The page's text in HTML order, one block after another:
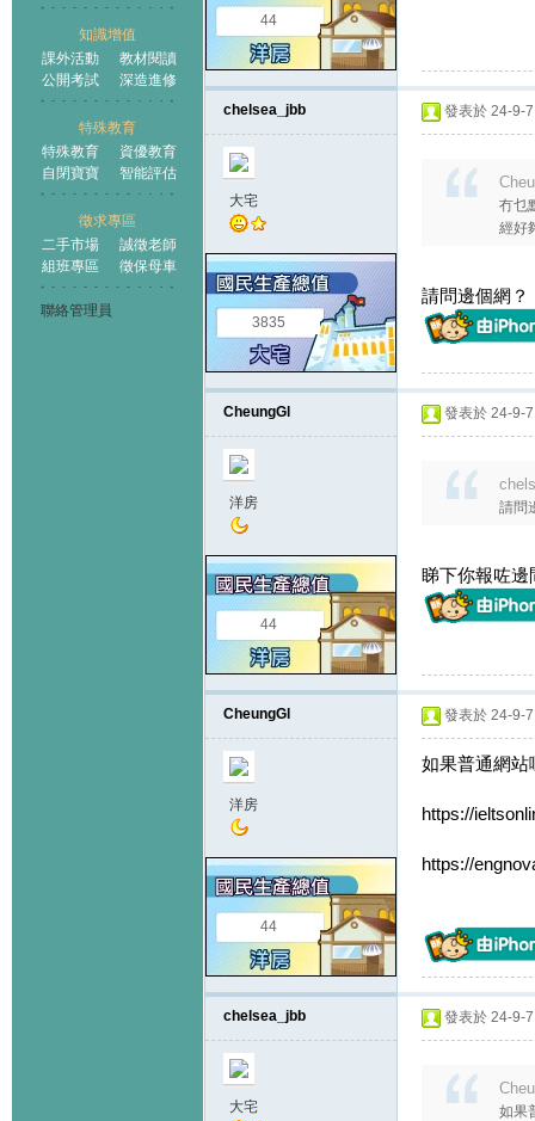
知識增值
課外活動
教材閱讀
公開考試
深造進修
特殊教育
特殊教育
資優教育
自閉寶寶
智能評估
徵求專區
二手市場
誠徵老師
組班專區
徵保母車
聯絡管理員
44
chelsea_jbb
大宅
3835
發表於 24-9-
冇乜
經好
請問邊個網？
CheungGl
洋房
44
發表於 24-9-
請問
睇下你報咗邊
CheungGl
洋房
44
發表於 24-9-
如果普通網站
https://
https://
chelsea_jbb
大宅
發表於 24-9-
如果